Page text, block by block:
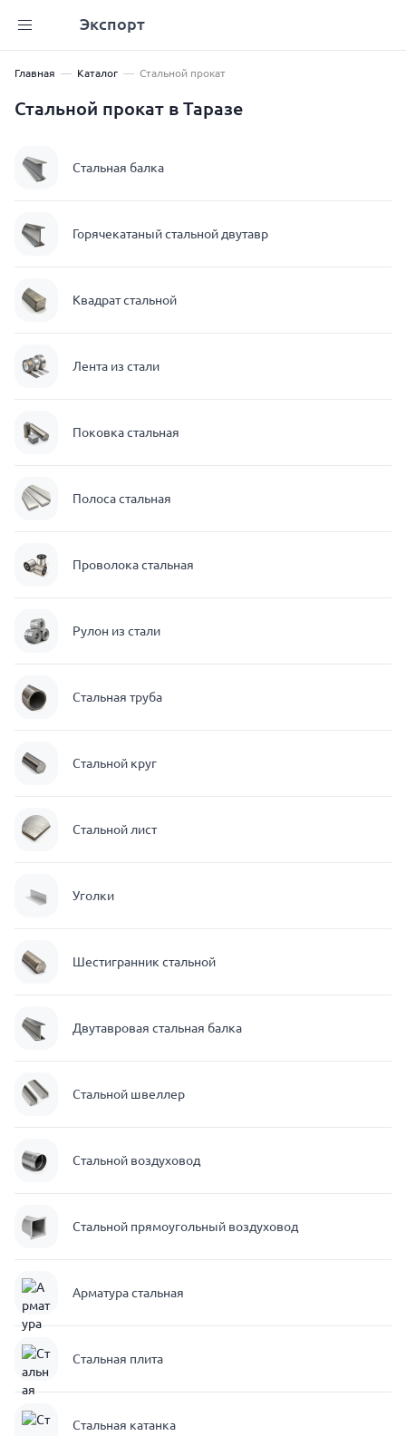
Экспорт
Главная Каталог Стальной прокат
Стальной прокат в Таразе
Стальная балка
Горячекатаный стальной двутавр
Квадрат стальной
Лента из стали
Поковка стальная
Полоса стальная
Проволока стальная
Рулон из стали
Стальная труба
Стальной круг
Стальной лист
Уголки
Шестигранник стальной
Двутавровая стальная балка
Стальной швеллер
Стальной воздуховод
Стальной прямоугольный воздуховод
Арматура стальная
Стальная плита
Стальная катанка